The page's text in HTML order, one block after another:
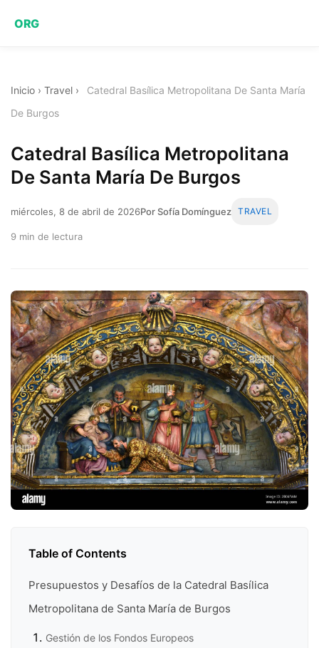
ORG
Inicio › Travel ›
Catedral Basílica Metropolitana De Santa María
De Burgos
Catedral Basílica Metropolitana
De Santa María De Burgos
miércoles, 8 de abril de 2026Por Sofía Domínguez TRAVEL
9 min de lectura
Table of Contents
Presupuestos y Desafíos de la Catedral Basílica
Metropolitana de Santa María de Burgos
Gestión de los Fondos Europeos